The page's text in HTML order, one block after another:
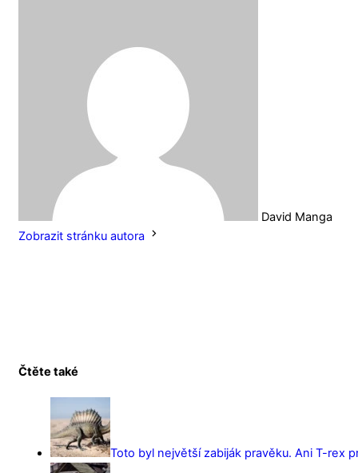
David Manga
Zobrazit stránku autora
Čtěte také
Toto byl největší zabiják pravěku. Ani T-rex